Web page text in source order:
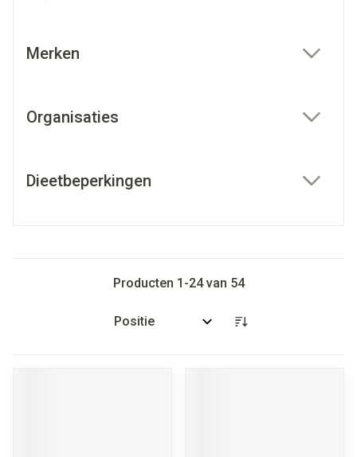
Merken
Organisaties
Dieetbeperkingen
Producten 1 -24van 54
Sorteer op: